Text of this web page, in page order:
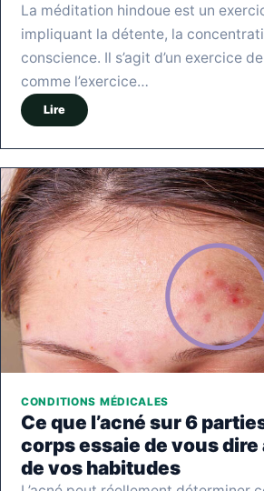
La méditation hindoue est un
impliquant la détente, la
conscience. Il s’agit d’un exercice
comme l’exercice…
Lire
CONDITIONS MÉDICALES
Ce que l’acné sur 6
corps essaie de vous dire
de vos habitudes